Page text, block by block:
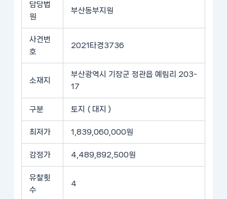
담당법
원
부산동부지원
사건번
호
2021타경3736
소재지
부산광역시 기장군 정관읍 예림리 203-
17
구분 토지 ( 대지 )
최저가 1,839,060,000원
감정가 4,489,892,500원
유찰횟
수
4